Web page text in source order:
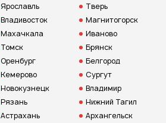
Ярославль
Владивосток
Махачкала
Томск
Оренбург
Кемерово
Новокузнецк
Рязань
Астрахань
Тверь
Магнитогорск
Иваново
Брянск
Белгород
Сургут
Владимир
Нижний Тагил
Архангельск